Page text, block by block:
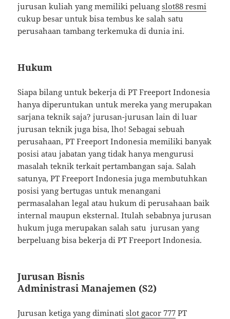
jurusan kuliah yang memiliki peluangslot88 resmi
cukup besar untuk bisa tembus ke salah satu
perusahaan tambang terkemuka di dunia ini.
Hukum
Siapa bilang untuk bekerja di PT Freeport Indonesia
hanya diperuntukan untuk mereka yang merupakan
sarjana teknik saja? jurusan-jurusan lain di luar
jurusan teknik juga bisa, lho! Sebagai sebuah
perusahaan, PT Freeport Indonesia memiliki banyak
posisi atau jabatan yang tidak hanya mengurusi
masalah teknik terkait pertambangan saja. Salah
satunya, PT Freeport Indonesia juga membutuhkan
posisi yang bertugas untuk menangani
permasalahan legal atau hukum di perusahaan baik
internal maupun eksternal. Itulah sebabnya jurusan
hukum juga merupakan salah satu jurusan yang
berpeluang bisa bekerja di PT Freeport Indonesia.
Jurusan Bisnis
Administrasi Manajemen (S2)
Jurusan ketiga yang diminatislot gacor 777 PT